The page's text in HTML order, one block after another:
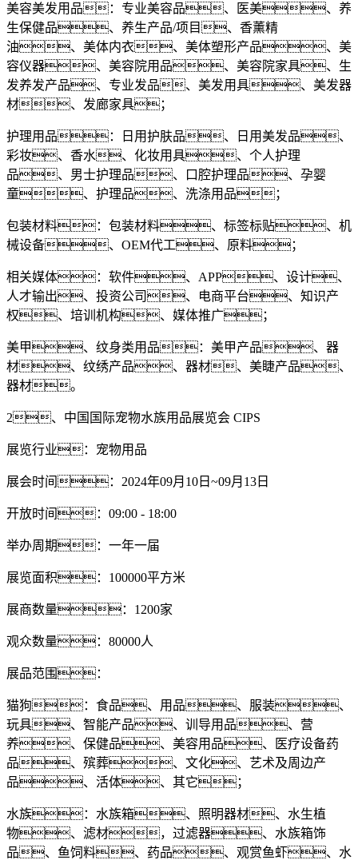
美容美发用品：专业美容品、医美、养
生保健品、养生产品/项目、香薰精
油、美体内衣、美体塑形产品、美
容仪器、美容院用品、美容院家具、生
发养发产品、专业发品、美发用具、美发器
材、发廊家具；
护理用品：日用护肤品、日用美发品、
彩妆、香水、化妆用具、个人护理
品、男士护理品、口腔护理品、孕婴
童、护理品、洗涤用品；
包装材料：包装材料、标签标贴、机
械设备、OEM代工、原料；
相关媒体：软件、APP、设计、
人才输出、投资公司、电商平台、知识产
权、培训机构、媒体推广；
美甲、纹身类用品：美甲产品、器
材、纹绣产品、器材、美睫产品、
器材。
2、中国国际宠物水族用品展览会 CIPS
展览行业：宠物用品
展会时间：2024年09月10日~09月13日
开放时间：09:00 - 18:00
举办周期：一年一届
展览面积：100000平方米
展商数量：1200家
观众数量：80000人
展品范围：
猫狗：食品、用品、服装、
玩具、智能产品、训导用品、营
养、保健品、美容用品、医疗设备药
品、殡葬、文化、艺术及周边产
品、活体、其它；
水族：水族箱、照明器材、水生植
物、滤材，过滤器、水族箱饰
品、鱼饲料、药品、观赏鱼虾、水